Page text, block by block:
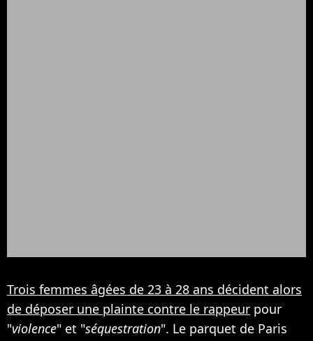
Trois femmes âgées de 23 à 28 ans décident alors
de déposer une plainte contre le rappeur pour
"violence" et "séquestration". Le parquet de Paris